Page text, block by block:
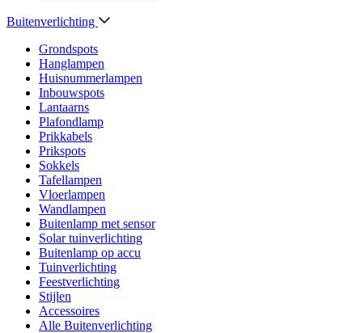
Buitenverlichting
Grondspots
Hanglampen
Huisnummerlampen
Inbouwspots
Lantaarns
Plafondlamp
Prikkabels
Prikspots
Sokkels
Tafellampen
Vloerlampen
Wandlampen
Buitenlamp met sensor
Solar tuinverlichting
Buitenlamp op accu
Tuinverlichting
Feestverlichting
Stijlen
Accessoires
Alle Buitenverlichting